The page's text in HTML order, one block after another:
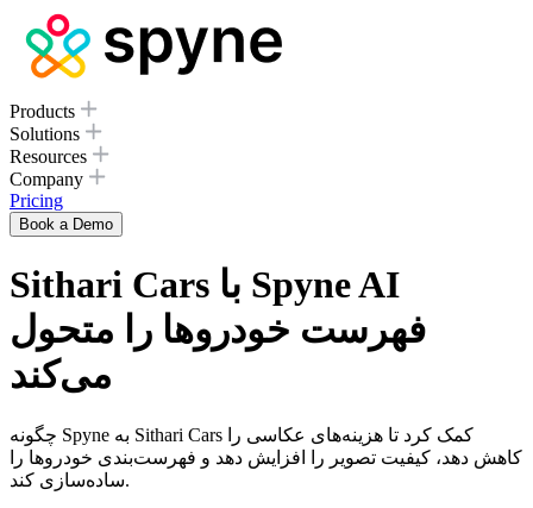
Products
Solutions
Resources
Company
Pricing
Book a Demo
Sithari Cars با Spyne AI
فهرست خودروها را متحول
می‌کند
چگونه Spyne به Sithari Cars کمک کرد تا هزینه‌های عکاسی را
کاهش دهد، کیفیت تصویر را افزایش دهد و فهرست‌بندی خودروها را
ساده‌سازی کند.